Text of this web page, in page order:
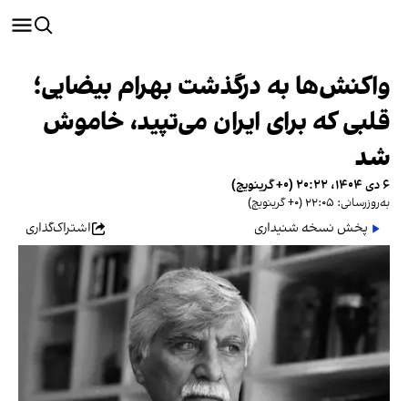
واکنش‌ها به درگذشت بهرام بیضایی؛
قلبی که برای ایران می‌تپید، خاموش
شد
۶ دی ۱۴۰۴، ۲۰:۲۲ (‎+۰ گرینویچ)
به‌روزرسانی: ۲۲:۰۵ (‎+۰ گرینویچ)
پخش نسخه شنیداری اشتراک‌گذاری